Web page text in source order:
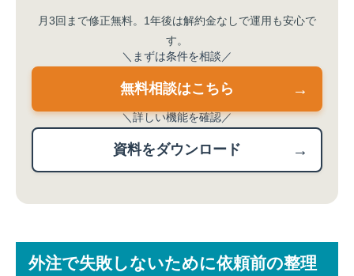
月3回まで修正無料。1年後は解約金なしで運用も安心で
す。
＼まずは条件を相談／
無料相談はこちら
＼詳しい機能を確認／
資料をダウンロード
外注で失敗しないために依頼前の整理